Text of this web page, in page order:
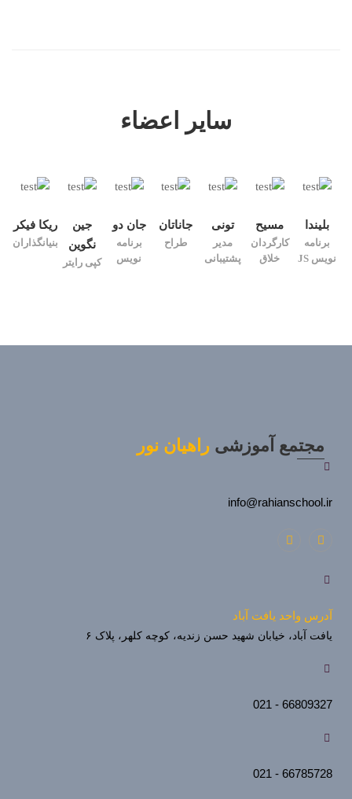
سایر اعضاء
بلیندا
برنامه
نویس JS
مسیح
کارگردان
خلاق
تونی
مدیر
پشتیبانی
جاناتان
طراح
جان دو
برنامه
نویس
جین
نگوین
کپی رایتر
ریکا فیکر
بنیانگذاران
مجتمع آموزشی راهیان نور
info@rahianschool.ir
آدرس واحد یافت آباد
یافت آباد، خیابان شهید حسن زندیه، کوچه کلهر، پلاک ۶
66809327 - 021
66785728 - 021